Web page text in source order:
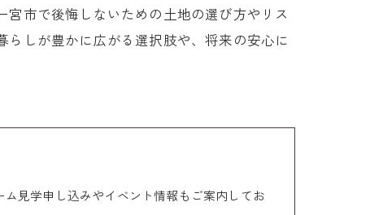
市で後悔しないための土地の選び方やリス
しが豊かに広がる選択肢や、将来の安心に
見学申し込みやイベント情報もご案内してお